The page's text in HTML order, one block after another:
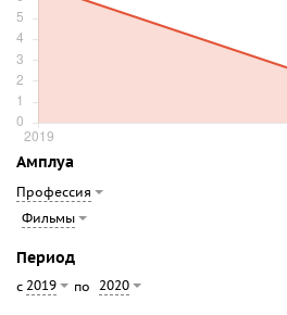
Амплуа
Профессия
Фильмы
Период
с 2019 по 2020